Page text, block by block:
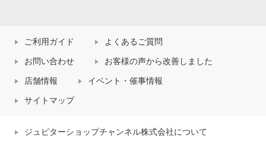
ご利用ガイド よくあるご質問
お問い合わせ お客様の声から改善しました
店舗情報 イベント・催事情報
サイトマップ
ジュピターショップチャンネル株式会社について